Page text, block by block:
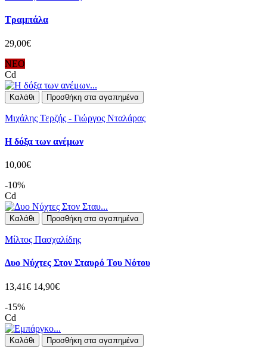
Τραμπάλα
29,00€
ΝΕΟ
Cd
Καλάθι Προσθήκη στα αγαπημένα
Μιχάλης Τερζής - Γιώργος Νταλάρας
Η δόξα των ανέμων
10,00€
-10%
Cd
Καλάθι Προσθήκη στα αγαπημένα
Μίλτος Πασχαλίδης
Δυο Νύχτες Στον Σταυρό Του Νότου
13,41€ 14,90€
-15%
Cd
Καλάθι Προσθήκη στα αγαπημένα